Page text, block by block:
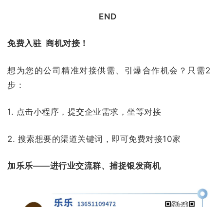
END
免费入驻 商机对接！
想为您的公司精准对接供需、引爆合作机会？只需2
步：
1. 点击小程序，提交企业需求，坐等对接
2. 搜索想要的渠道关键词，即可免费对接10家
加乐乐——进行业交流群、捕捉银发商机